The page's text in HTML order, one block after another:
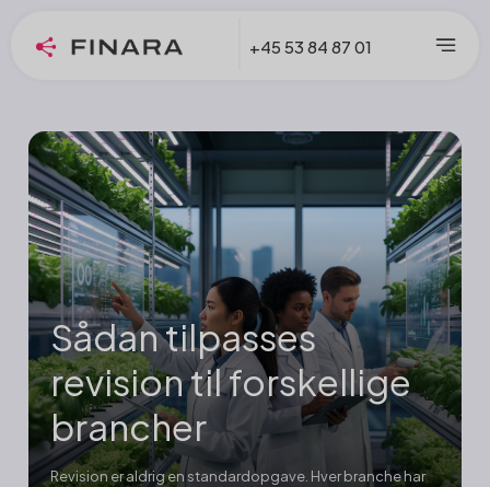
+45 53 84 87 01
Sådan tilpasses
revision til forskellige
brancher
Revision er aldrig en standardopgave. Hver branche har